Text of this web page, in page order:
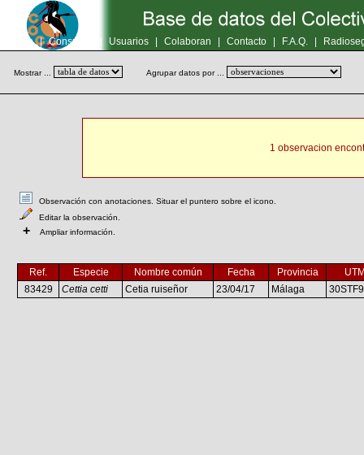
Inicio | Consultas Usuarios Colaboran Contacto F.A.Q.
Mostrar ... Agrupar datos por ...
1 observacion
Observación con anotaciones. Situar el puntero sobre el icono.
Editar la observación.
+ Ampliar información.
Ref. Especie Nombre común Fecha Provincia
83429
Cettia cetti Cetia ruiseñor 23/04/17 Málaga